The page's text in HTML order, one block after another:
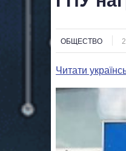
ОБЩЕСТВО
Читати